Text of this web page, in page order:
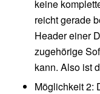
keine
reicht gerade
Header einer
zugehörige
kann. Also ist
Möglichkeit 2: